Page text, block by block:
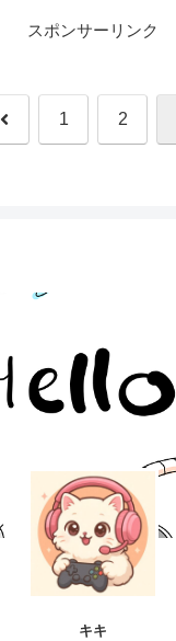
スポンサーリンク
前 1 2
キキ